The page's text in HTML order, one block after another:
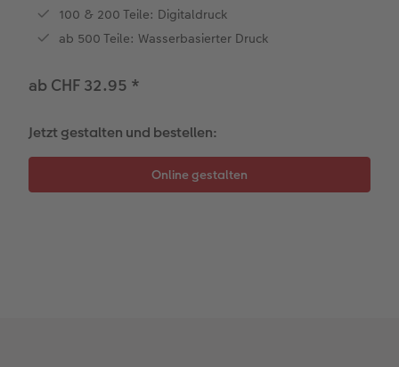
Kundenbeispiele
Kundengeschichten
Zubehör
Hartschaum
Mehrteiler
Zubehör
CEWE Geschenkgutschein
Foto-Leckerlidose
100 & 200 Teile: Digitaldruck
ab 500 Teile: Wasserbasierter Druck
ab CHF 32.95 *
Jetzt gestalten und bestellen: